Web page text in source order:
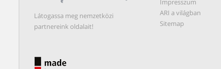
Látogassa meg nemzetközi
partnereink oldalait!
Impresszum
ARI a világban
Sitemap